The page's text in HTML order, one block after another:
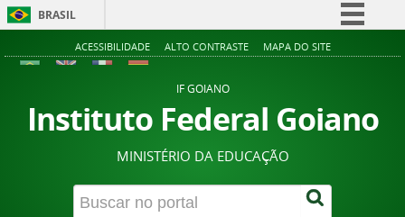
BRASIL
Simplifique!
Acesso à informação
Legislação
Canais
ACESSIBILIDADE ALTO CONTRASTE MAPA DO SITE
IF GOIANO
Instituto Federal Goiano
MINISTÉRIO DA EDUCAÇÃO